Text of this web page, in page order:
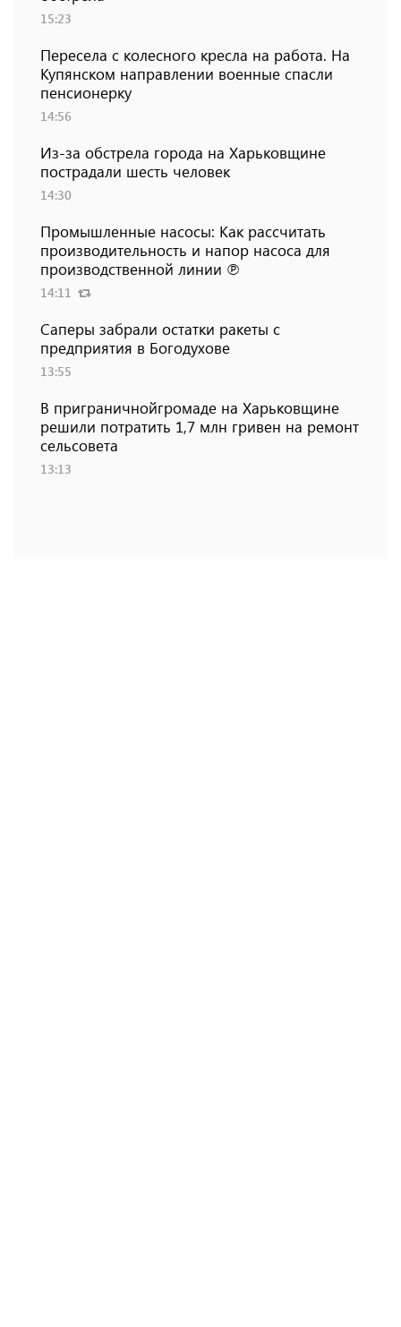
15:23
Пересела с колесного кресла на работа. На
Купянском направлении военные спасли
пенсионерку
14:56
Из-за обстрела города на Харьковщине
пострадали шесть человек
14:30
Промышленные насосы: Как рассчитать
производительность и напор насоса для
производственной линии ℗
14:11
Саперы забрали остатки ракеты с
предприятия в Богодухове
13:55
В приграничнойгромаде на Харьковщине
решили потратить 1,7 млн ​​гривен на ремонт
сельсовета
13:13